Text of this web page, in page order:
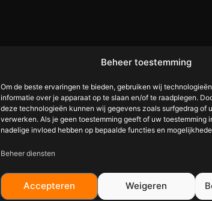
Beheer toestemming
Om de beste ervaringen te bieden, gebruiken wij
informatie over je apparaat op te slaan en/of te raadplegen.
deze technologieën kunnen wij gegevens zoals surfgedrag of
verwerken. Als je geen toestemming geeft of uw toestemming
nadelige invloed hebben op bepaalde functies en
Beheer diensten
Accepteren Weigeren